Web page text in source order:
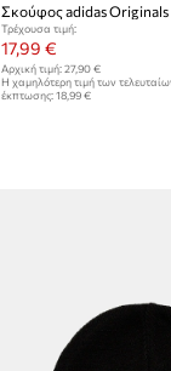
Σκούφος adidas Originals
Τρέχουσα τιμή:
17,99 €
Αρχική τιμή: 27,90 €
Η χαμηλότερη τιμή των
έκπτωσης: 18,99 €